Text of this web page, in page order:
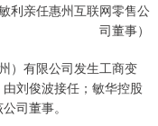
利亲任惠州互联网零售公
司董事）
）有限公司发生工商变
刘俊波接任；敏华控股
司董事。